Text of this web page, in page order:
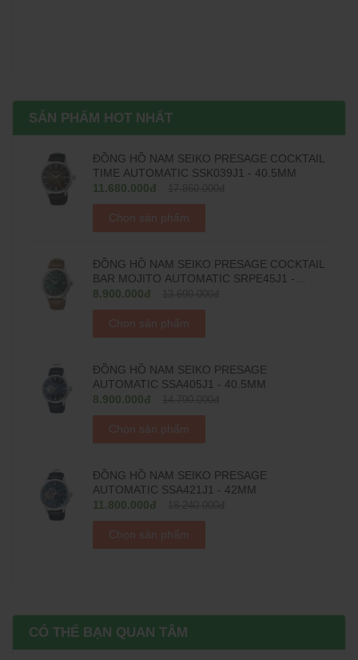
SẢN PHẨM HOT NHẤT
ĐỒNG HỒ NAM SEIKO PRESAGE COCKTAIL
TIME AUTOMATIC SSK039J1 - 40.5MM
11.680.000đ
Chọn sản phẩm
ĐỒNG HỒ NAM SEIKO PRESAGE COCKTAIL
BAR MOJITO AUTOMATIC SRPE45J1 -
38.5MM
8.900.000đ
Chọn sản phẩm
ĐỒNG HỒ NAM SEIKO PRESAGE
AUTOMATIC SSA405J1 - 40.5MM
8.900.000đ
Chọn sản phẩm
ĐỒNG HỒ NAM SEIKO PRESAGE
AUTOMATIC SSA421J1 - 42MM
11.800.000đ
Chọn sản phẩm
CÓ THỂ BẠN QUAN TÂM